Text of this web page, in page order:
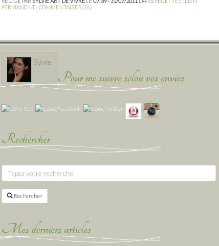
PERMANENT COMMENTAIRES (16)
Sylvie
Pour me suivre selon vos envies
Rechercher
Rechercher
Mes derniers articles